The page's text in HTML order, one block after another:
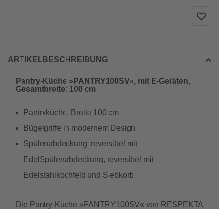
ARTIKELBESCHREIBUNG
Pantry-Küche »PANTRY100SV«, mit E-Geräten,
Gesamtbreite: 100 cm
Pantryküche, Breite 100 cm
Bügelgriffe in modernem Design
Spülenabdeckung, reversibel mit
EdelSpülenabdeckung, reversibel mit
Edelstahlkochfeld und Siebkorb
Die Pantry-Küche »PANTRY100SV« von RESPEKTA